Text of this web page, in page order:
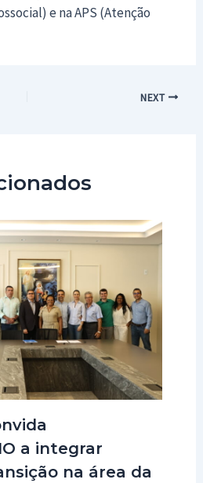
e na APS (Atenção
NEXT
a integrar
na área da